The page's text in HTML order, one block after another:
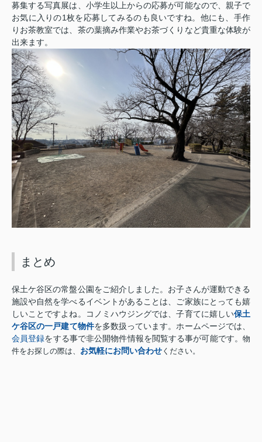
募集する写真展は、小学生以上からの応募が可能なので、親子で
お気に入りの1 枚を応募してみるのも良いですね。 他にも、手作
りお茶教室では、茶の葉摘み作業やお茶づくりなど貴重な体験が
出来ます。
まとめ
保土ケ谷区の常盤公園をご紹介しました。 お子さんが運動できる
施設や自然を学べるイベントがあることは、ご家族にとっても嬉
しいことですよね。コノミハウジングでは、子育てに嬉しい保土
ケ谷区の一戸建て物件を多数扱っています。 ホームページでは、
会員登録をする事で非公開物件情報を閲覧する事が可能です。物
件をお探しの際は、 お気軽にお問い合わせ ください。